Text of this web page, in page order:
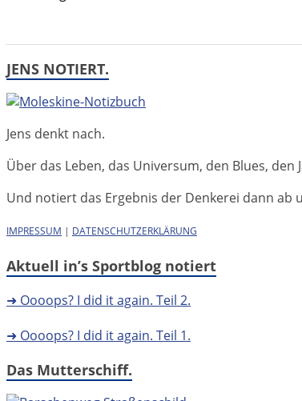
JENS NOTIERT.
Jens denkt nach.
Über das Leben, das Universum, den Blues, den
Und notiert das Ergebnis der Denkerei dann ab
IMPRESSUM | DATENSCHUTZERKLÄRUNG
Aktuell in’s Sportblog notiert
➜ Oooops? I did it again. Teil 2.
➜ Oooops? I did it again. Teil 1.
Das Mutterschiff.